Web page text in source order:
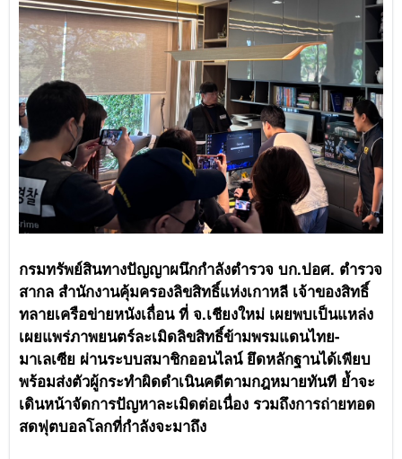
กรมทรัพย์สินทางปัญญาผนึกกำลังตำรวจ บก.ปอศ. ตำรวจ
สากล สำนักงานคุ้มครองลิขสิทธิ์แห่งเกาหลี เจ้าของสิทธิ์
ทลายเครือข่ายหนังเถื่อน ที่ จ.เชียงใหม่ เผยพบเป็นแหล่ง
เผยแพร่ภาพยนตร์ละเมิดลิขสิทธิ์ข้ามพรมแดนไทย-
มาเลเซีย ผ่านระบบสมาชิกออนไลน์ ยึดหลักฐานได้เพียบ
พร้อมส่งตัวผู้กระทำผิดดำเนินคดีตามกฎหมายทันที ย้ำจะ
เดินหน้าจัดการปัญหาละเมิดต่อเนื่อง รวมถึงการถ่ายทอด
สดฟุตบอลโลกที่กำลังจะมาถึง